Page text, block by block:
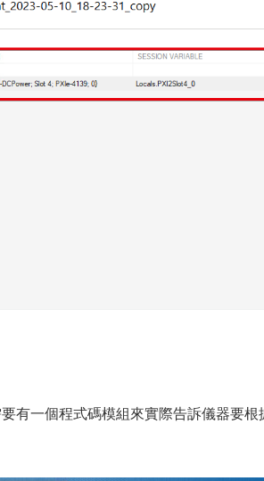
有一個程式碼模組來實際告訴儀器要